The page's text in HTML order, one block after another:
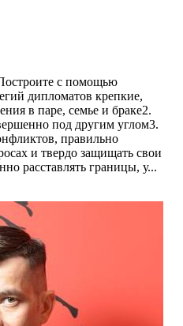
с помощью
дипломатов крепкие,
в паре, семье и браке2.
под другим углом3.
правильно
и твердо защищать свои
расставлять границы, у...